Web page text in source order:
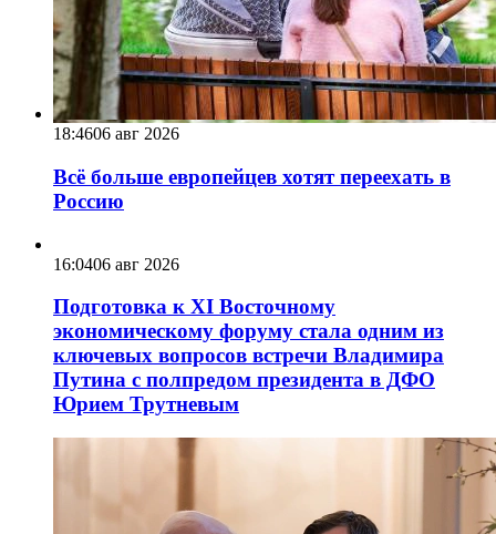
18:4606 авг 2026
Всё больше европейцев хотят переехать в
Россию
16:0406 авг 2026
Подготовка к XI Восточному
экономическому форуму стала одним из
ключевых вопросов встречи Владимира
Путина с полпредом президента в ДФО
Юрием Трутневым